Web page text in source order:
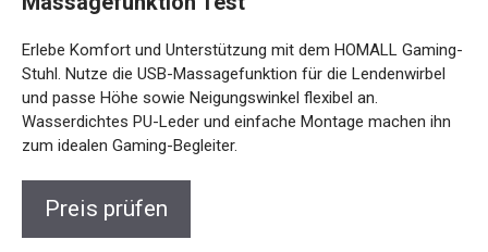
Erlebe Komfort und Unterstützung mit dem HOMALL Gaming-
Stuhl. Nutze die USB-Massagefunktion für die Lendenwirbel
und passe Höhe sowie Neigungswinkel flexibel an.
Wasserdichtes PU-Leder und einfache Montage machen ihn
zum idealen Gaming-Begleiter.
Preis prüfen